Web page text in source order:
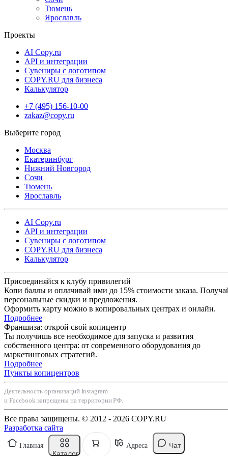
позволяет получить готовые грамоты максимально быстро.
Copy.ru обеспечивает стабильное качество печати и быстрые
сроки выполнения, что делает срочную печать грамот надежным
мероприятий.
Тюмень
Ярославль
Проекты
AI Copy.ru
API и интеграции
Сувениры с логотипом
COPY.RU для бизнеса
Калькулятор
+7 (495) 156-10-00
zakaz@copy.ru
Москва
Екатеринбург
Нижний Новгород
Сочи
Тюмень
Ярославль
AI Copy.ru
API и интеграции
Сувениры с логотипом
COPY.RU для бизнеса
Калькулятор
Присоединяйся к клубу привилегий
Копи баллы и оплачивай ими до 15% стоимости заказа.
персональные скидки и предложения.
Оформить карту можно в копировальных центрах и онлайн.
Подробнее
Франшиза: открой свой копицентр
Ты получишь все необходимое для запуска и развития
собственного центра: от современного оборудования до
маркетинговых стратегий.
Подробнее
Пункты копицентров
Деятельность организаций Instagram
и Facebook запрещены на территории РФ.
Все права защищены. © 2012 - 2026 COPY.RU
Разработка сайта
Главная
Каталог
Адреса Чат